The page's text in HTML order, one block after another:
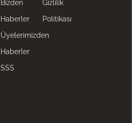
Bizden
Haberler
Üyelerimizden
Haberler
SSS
Gizlilik
Politikası